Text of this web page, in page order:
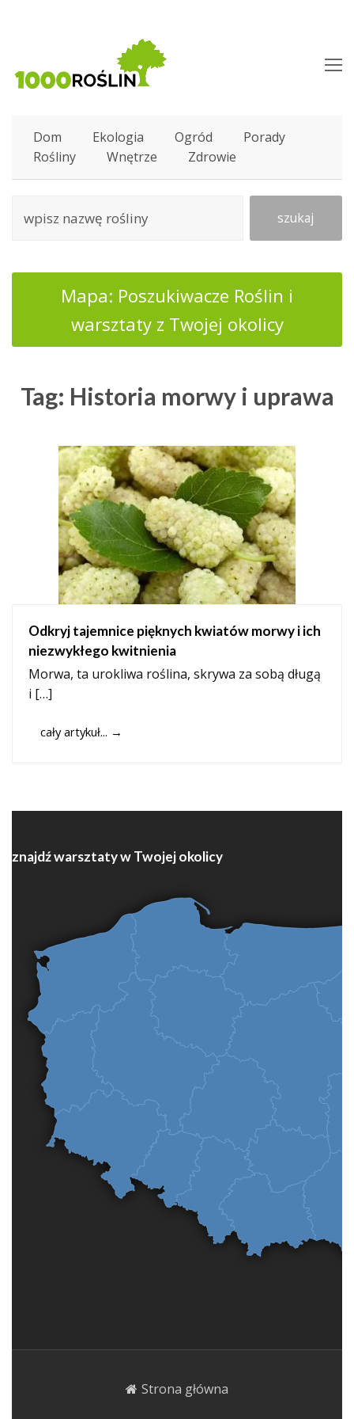
Dom Ekologia Ogród
Porady
Rośliny
Wnętrze Zdrowie
szukaj
Mapa: Poszukiwacze Roślin i
warsztaty z Twojej okolicy
Tag: Historia morwy i uprawa
Odkryj tajemnice pięknych kwiatów morwy i ich
niezwykłego kwitnienia
Morwa, ta urokliwa roślina, skrywa za sobą długą
i […]
cały artykuł... →
znajdź warsztaty w Twojej okolicy
Strona główna